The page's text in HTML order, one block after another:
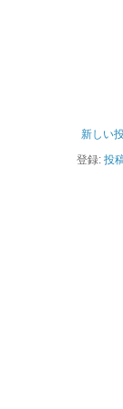
新しい
登録: 投